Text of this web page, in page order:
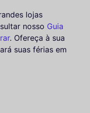
lojas
nosso Guia
. Ofereça à sua
suas férias em